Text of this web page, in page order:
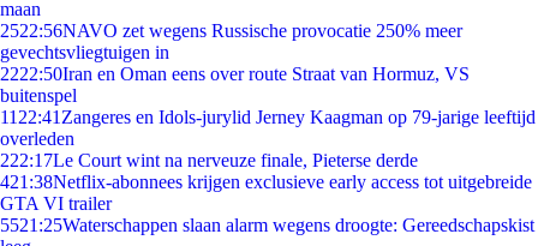
maan
2522:56NAVO zet wegens Russische provocatie 250% meer
gevechtsvliegtuigen in
2222:50Iran en Oman eens over route Straat van Hormuz, VS
buitenspel
11 22:41 Zangeres en Idols-jurylid Jerney Kaagman op 79-jarige leeftijd
overleden
222:17Le Court wint na nerveuze finale, Pieterse derde
421:38Netflix-abonnees krijgen exclusieve early access tot uitgebreide
GTA VI trailer
5521:25Waterschappen slaan alarm wegens droogte: Gereedschapskist